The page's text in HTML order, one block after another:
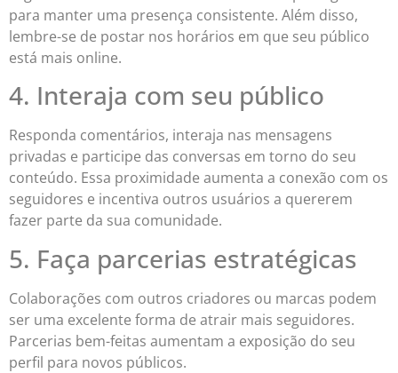
para manter uma presença consistente. Além disso,
lembre-se de postar nos horários em que seu público
está mais online.
4. Interaja com seu público
Responda comentários, interaja nas mensagens
privadas e participe das conversas em torno do seu
conteúdo. Essa proximidade aumenta a conexão com os
seguidores e incentiva outros usuários a quererem
fazer parte da sua comunidade.
5. Faça parcerias estratégicas
Colaborações com outros criadores ou marcas podem
ser uma excelente forma de atrair mais seguidores.
Parcerias bem-feitas aumentam a exposição do seu
perfil para novos públicos.